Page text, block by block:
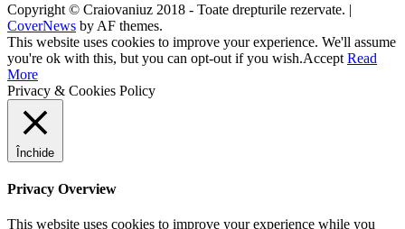
Copyright © Craiovaniuz 2018 - Toate drepturile rezervate. |
CoverNews by AF themes.
This website uses cookies to improve your experience. We'll assume
you're ok with this, but you can opt-out if you wish.Accept Read
More
Privacy & Cookies Policy
Închide
Privacy Overview
This website uses cookies to improve your experience while you